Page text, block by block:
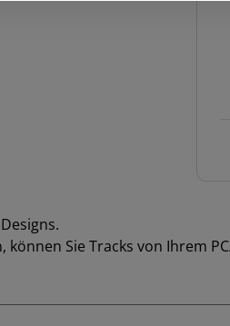
Sie Tracks von Ihrem